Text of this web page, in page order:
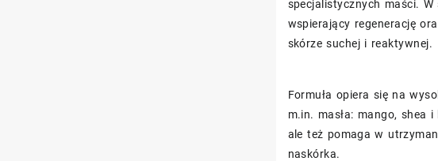
specjalistycznych maści. W
wspierający regenerację
skórze suchej i reaktywnej.
Formuła opiera się na
m.in. masła: mango, shea
ale też pomaga w
naskórka.